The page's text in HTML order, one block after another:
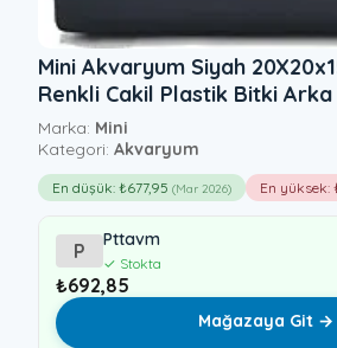
Mini Akvaryum Siyah
Renkli Cakil Plastik Bitki Arka
Marka: Mini
Kategori: Akvaryum
En düşük: ₺677,95 (Mar 2026) En yüksek:
P Pttavm
✓ Stokta
₺692,85
Mağazaya Git →